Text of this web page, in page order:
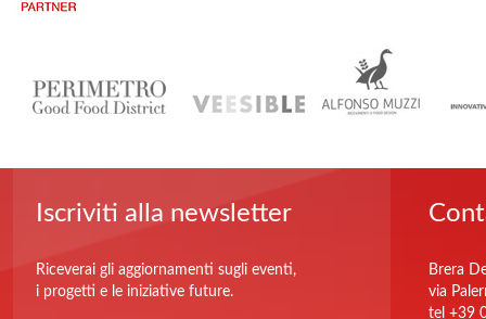
Iscriviti alla newsletter
Riceverai gli aggiornamenti sugli eventi,
i progetti e le iniziative future.
Brera
via
tel +39